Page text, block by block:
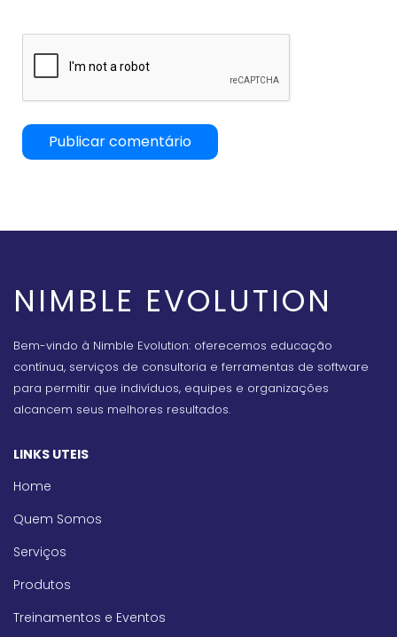
NIMBLE EVOLUTION
Bem-vindo à Nimble Evolution: oferecemos educação
contínua, serviços de consultoria e ferramentas de software
para permitir que indivíduos, equipes e organizações
alcancem seus melhores resultados.
LINKS UTEIS
Home
Quem Somos
Serviços
Produtos
Treinamentos e Eventos